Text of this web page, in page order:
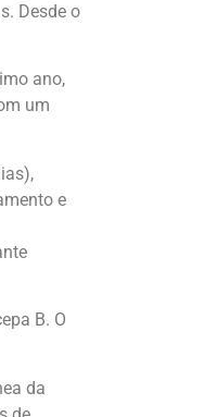
Desde o
ano,
um
e
B. O
da